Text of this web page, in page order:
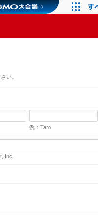
い。
例：Taro
Inc.